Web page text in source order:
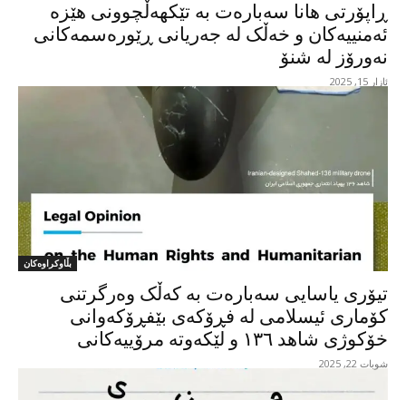
ڕاپۆرتی هانا سەبارەت بە تێکهەڵچوونی هێزە
ئەمنییەکان و خەڵک لە جەریانی ڕێورەسمەکانی
نەورۆز لە شنۆ
ئازار 15, 2025
بڵاوکراوەکان
تیۆری یاسایی سەبارەت بە کەڵک وەرگرتنی
کۆماری ئیسلامی لە فڕۆکەی بێفڕۆکەوانی
خۆکوژی شاهد ١٣٦ و لێکەوتە مرۆییەکانی
شوبات 22, 2025